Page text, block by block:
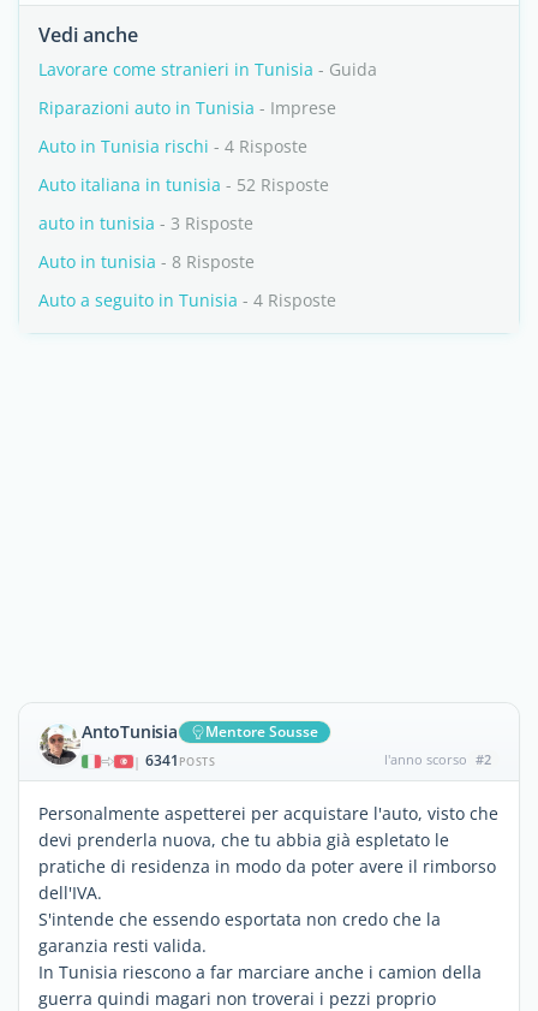
Vedi anche
Lavorare come stranieri in Tunisia - Guida
Riparazioni auto in Tunisia - Imprese
Auto in Tunisia rischi - 4 Risposte
Auto italiana in tunisia - 52 Risposte
auto in tunisia - 3 Risposte
Auto in tunisia - 8 Risposte
Auto a seguito in Tunisia - 4 Risposte
AntoTunisia Mentore Sousse
| 6341 POSTS l'anno scorso #2
Personalmente aspetterei per acquistare l'auto, visto che
devi prenderla nuova, che tu abbia già espletato le
pratiche di residenza in modo da poter avere il rimborso
dell'IVA.
S'intende che essendo esportata non credo che la
garanzia resti valida.
In Tunisia riescono a far marciare anche i camion della
guerra quindi magari non troverai i pezzi proprio